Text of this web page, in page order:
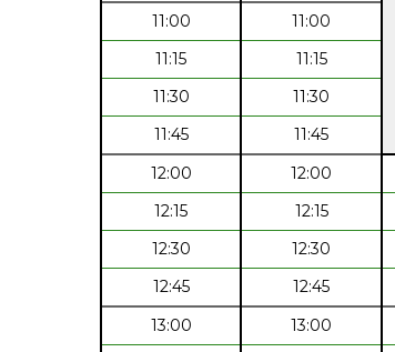
11:00
11:00
11:15
11:15
11:30
11:30
11:45
11:45
12:00
12:00
12:15
12:15
12:30
12:30
12:45
12:45
13:00
13:00